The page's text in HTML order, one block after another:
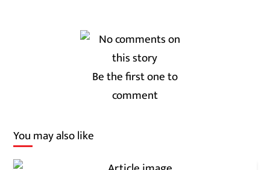
Be the first one to
comment
You may also like